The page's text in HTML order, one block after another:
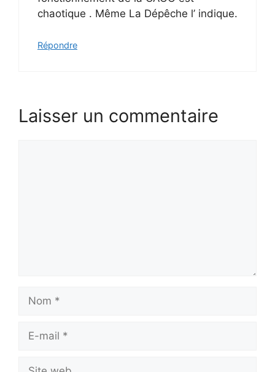
chaotique . Même La Dépêche l’ indique.
Répondre
Laisser un commentaire
Nom
Site